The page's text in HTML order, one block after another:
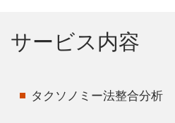
サービス内容
タクソノミー法整合分析